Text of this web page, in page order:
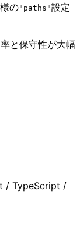
の"paths"設定
と保守性が大幅
/ TypeScript /